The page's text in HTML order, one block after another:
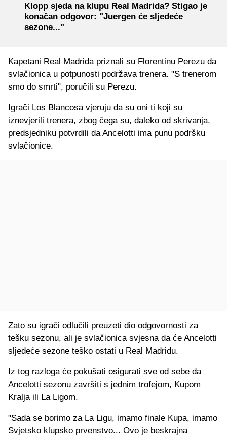
Klopp sjeda na klupu Real Madrida? Stigao je
konačan odgovor: "Juergen će sljedeće
sezone..."
Kapetani Real Madrida priznali su Florentinu Perezu da
svlačionica u potpunosti podržava trenera. "S trenerom
smo do smrti", poručili su Perezu.
Igrači Los Blancosa vjeruju da su oni ti koji su
iznevjerili trenera, zbog čega su, daleko od skrivanja,
predsjedniku potvrdili da Ancelotti ima punu podršku
svlačionice.
Zato su igrači odlučili preuzeti dio odgovornosti za
tešku sezonu, ali je svlačionica svjesna da će Ancelotti
sljedeće sezone teško ostati u Real Madridu.
Iz tog razloga će pokušati osigurati sve od sebe da
Ancelotti sezonu završiti s jednim trofejom, Kupom
Kralja ili La Ligom.
"Sada se borimo za La Ligu, imamo finale Kupa, imamo
Svjetsko klupsko prvenstvo... Ovo je beskrajna